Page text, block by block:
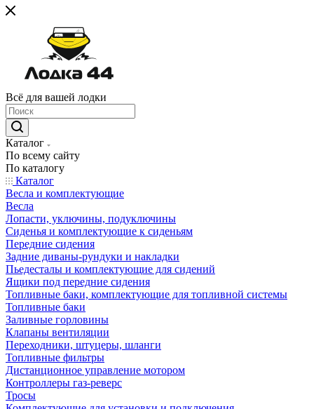
Всё для вашей лодки
Каталог
По всему сайту
По каталогу
Каталог
Весла и комплектующие
Весла
Лопасти, уключины, подуключины
Сиденья и комплектующие к сиденьям
Передние сидения
Задние диваны-рундуки и накладки
Пьедесталы и комплектующие для сидений
Ящики под передние сидения
Топливные баки, комплектующие для топливной системы
Топливные баки
Заливные горловины
Клапаны вентиляции
Переходники, штуцеры, шланги
Топливные фильтры
Дистанционное управление мотором
Контроллеры газ-реверс
Тросы